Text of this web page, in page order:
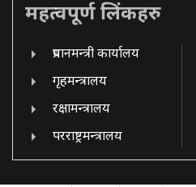
महत्वपूर्ण लिंकहरु
प्रधानमन्त्री कार्यालय
गृहमन्त्रालय
रक्षामन्त्रालय
परराष्ट्रमन्त्रालय